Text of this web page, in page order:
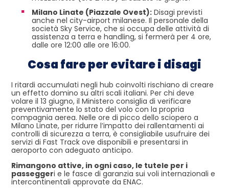
Milano Linate (Piazzale Ovest): Disagi previsti
anche nel city-airport milanese. Il personale della
società Sky Service, che si occupa delle attività di
assistenza a terra e handling, si fermerà per 4 ore,
dalle ore 12:00 alle ore 16:00.
Cosa fare per evitare i disagi
I ritardi accumulati negli hub coinvolti rischiano di creare
un effetto domino su altri scali italiani. Per chi deve
volare il 13 giugno, il Ministero consiglia di verificare
preventivamente lo stato del volo con la propria
compagnia aerea. Nelle ore di picco dello sciopero a
Milano Linate, per ridurre l’impatto dei rallentamenti ai
controlli di sicurezza a terra, è consigliabile usufruire dei
servizi di Fast Track ove disponibili e presentarsi in
aeroporto con adeguato anticipo.
Rimangono attive, in ogni caso, le tutele per i
passeggeri e le fasce di garanzia sui voli internazionali e
intercontinentali approvate da ENAC.